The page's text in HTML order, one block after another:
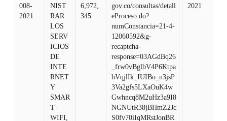
008-
2021
NIST
RAR
LOS
SERV
ICIOS
DE
INTE
RNET
Y
SMAR
T
WIFI,
6,972,
345
gov.co/consultas/detall
eProceso.do?
numConstancia=21-4-
12060592&g-
recaptcha-
response=03AGdBq26
_frw0vBglbV4P6Ktpa
hVqjlIk_IUIBo_n3jsP
3Va2gfs5LXaOuK4w
Gwhncq8M2uHz3a9I8
NGNUtR38jBHmZ2Jc
S0fv70iIqMRstJonBR
2021